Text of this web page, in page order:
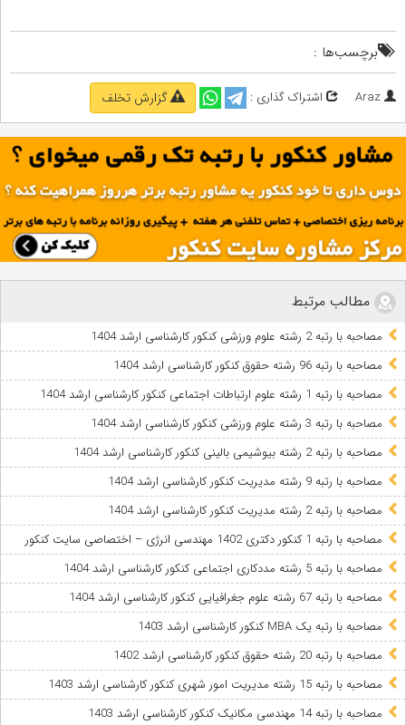
برچسب‌ها :
Araz اشتراک گذاری : گزارش تخلف
مطالب مرتبط
مصاحبه با رتبه 2 رشته علوم ورزشی کنکور کارشناسی ارشد 1404
مصاحبه با رتبه 96 رشته حقوق کنکور کارشناسی ارشد 1404
مصاحبه با رتبه 1 رشته علوم ارتباطات اجتماعی کنکور کارشناسی ارشد 1404
مصاحبه با رتبه 3 رشته علوم ورزشی کنکور کارشناسی ارشد 1404
مصاحبه با رتبه 2 رشته بیوشیمی بالینی کنکور کارشناسی ارشد 1404
مصاحبه با رتبه 9 رشته مدیریت کنکور کارشناسی ارشد 1404
مصاحبه با رتبه 2 رشته مدیریت کنکور کارشناسی ارشد 1404
مصاحبه با رتبه 1 کنکور دکتری 1402 مهندسی انرژی – اختصاصی سایت کنکور
مصاحبه با رتبه 5 رشته مددکاری اجتماعی کنکور کارشناسی ارشد 1404
مصاحبه با رتبه 67 رشته علوم جغرافیایی کنکور کارشناسی ارشد 1404
مصاحبه با رتبه یک MBA کنکور کارشناسی ارشد 1403
مصاحبه با رتبه 20 رشته حقوق کنکور کارشناسی ارشد 1402
مصاحبه با رتبه 15 رشته مدیریت امور شهری کنکور کارشناسی ارشد 1403
مصاحبه با رتبه 14 مهندسی مکانیک کنکور کارشناسی ارشد 1403